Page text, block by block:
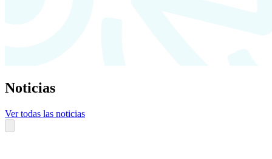
Noticias
Ver todas las noticias